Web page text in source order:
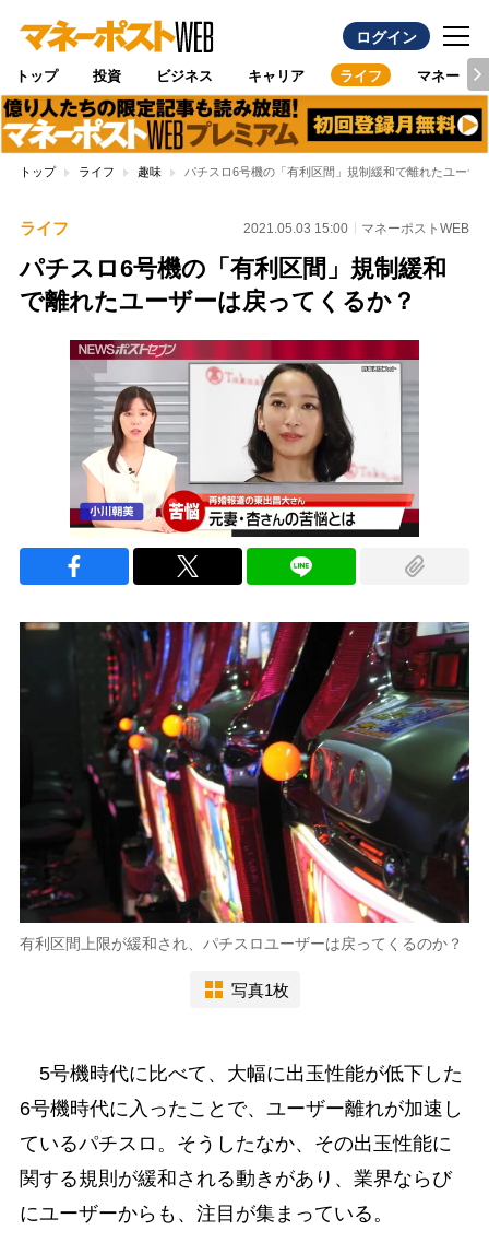
ログイン
トップ 投資 ビジネス キャリア ライフ マネー
トップ ライフ 趣味 パチスロ6号機の「有利区間」規制緩和で離れたユーザ
ライフ 2021.05.03 15:00 マネーポストWEB
パチスロ6号機の「有利区間」規制緩和
で離れたユーザーは戻ってくるか？
有利区間上限が緩和され、パチスロユーザーは戻ってくるのか？
写真1枚
5号機時代に比べて、大幅に出玉性能が低下した
6号機時代に入ったことで、ユーザー離れが加速し
ているパチスロ。そうしたなか、その出玉性能に
関する規則が緩和される動きがあり、業界ならび
にユーザーからも、注目が集まっている。